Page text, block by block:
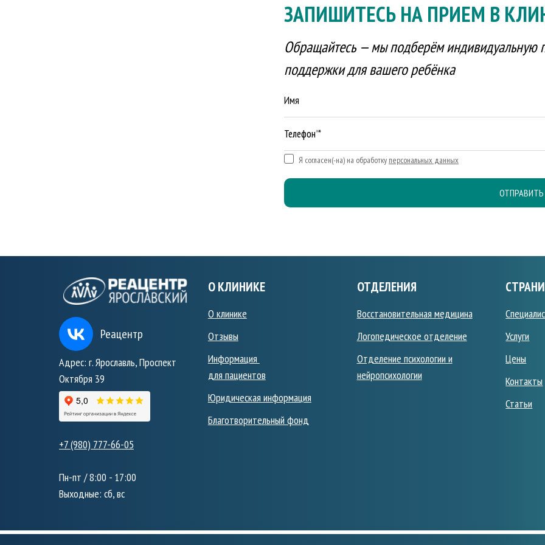
ЗАПИШИТЕСЬНА ПРИЕМ В
Обращайтесь — мы подберём индивидуальную
поддержки для вашего ребёнка
Имя
Телефон *
ОТПРАВИТЬ
Я согласен(-на) на обработку персональных данных
Реацентр
Адрес: г. Ярославль, Проспект
Октября 39
+7 (980) 777-66-05
Пн-пт / 8:00 - 17:00
Выходные: сб, вс
О КЛИНИКЕ
О клинике
Отзывы
Информация
для пациентов
Юридическая информация
Благотворительный фонд
ОТДЕЛЕНИЯ
Восстановительная медицина
Логопедическое отделение
Отделение психологии и
нейропсихологии
Услуги
Цены
Контакты
Статьи